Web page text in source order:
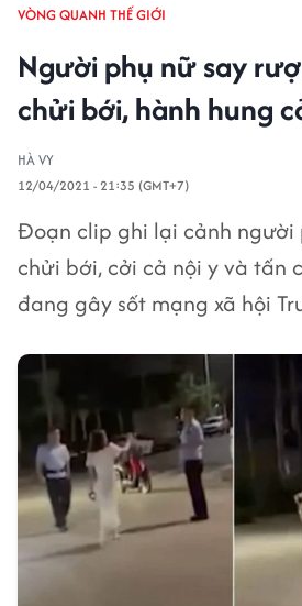
VÒNG QUANH THẾ GIỚI
Người phụ nữ say
chửi bới, hành hung
HÀ VY
12/04/2021 - 21:35 (GMT+7)
Đoạn clip ghi lại cảnh người
chửi bới, cởi cả nội y và tấn
đang gây sốt mạng xã hội